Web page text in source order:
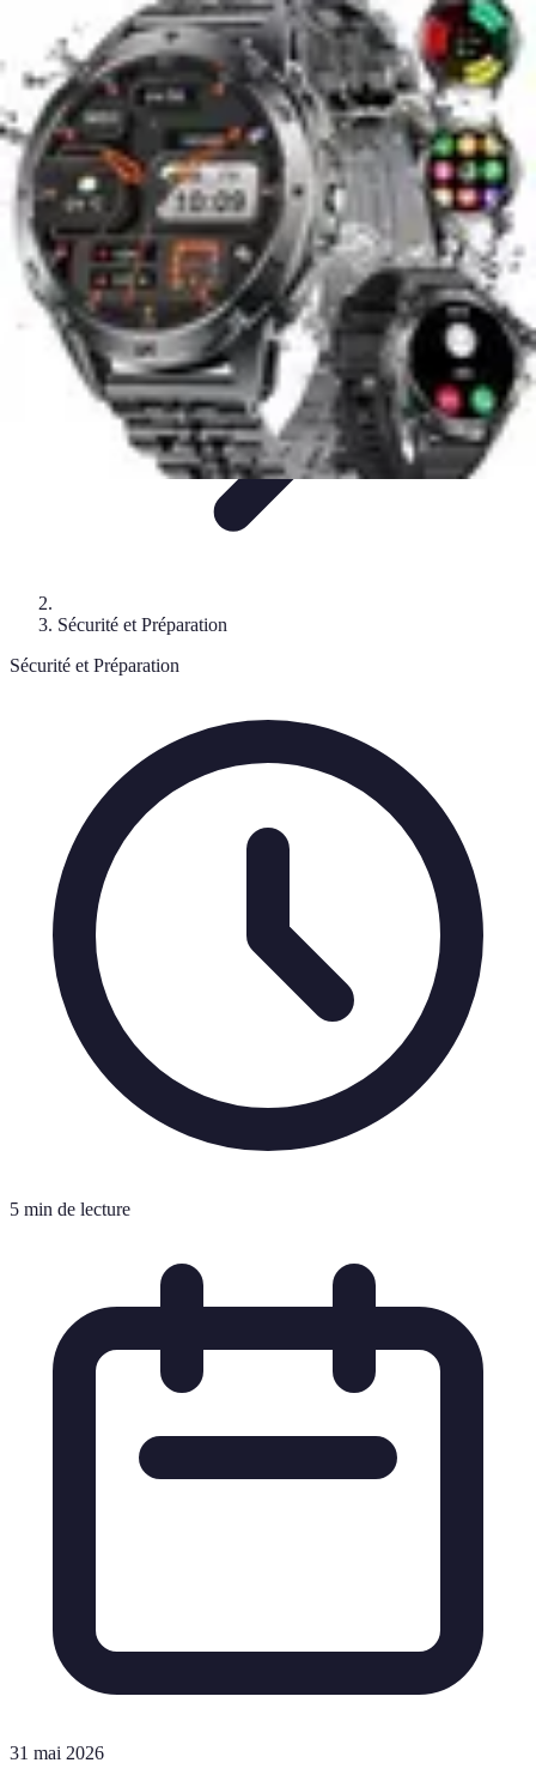
Aventure Sportive
ÉquipementTendances Activités Sportives ParapentePréparation et
Santé
Aventure Sportive
Sécurité et Préparation
Sécurité et Préparation
5 min de lecture
31 mai 2026